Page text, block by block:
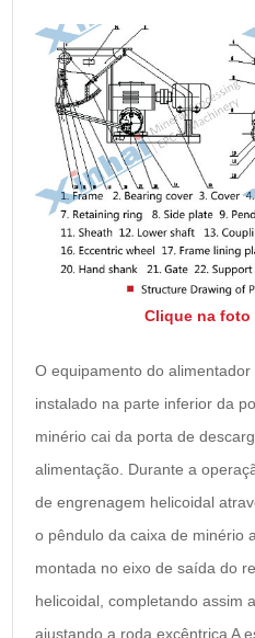
Clique na foto
O equipamento do
instalado na parte inferior da
minério cai da porta de
alimentação. Durante a
de engrenagem helicoidal
o pêndulo da caixa de minério
montada no eixo de saída do
helicoidal, completando assim
ajustando a roda excêntrica A